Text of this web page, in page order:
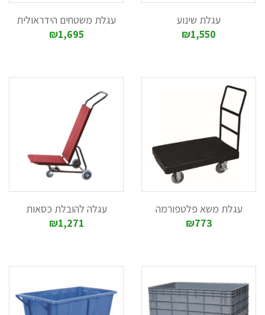
עגלת שינוע
₪1,550
עגלת משטחים הידראולית
₪1,695
עגלת משא פלטפורמה
₪773
עגלה להובלת כסאות
₪1,271